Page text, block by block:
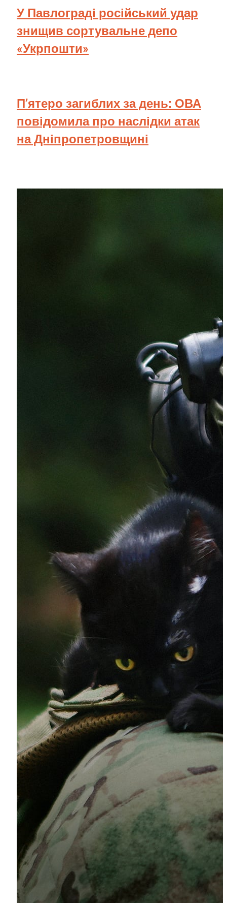
У Павлограді російський удар
знищив сортувальне депо
«Укрпошти»
П’ятеро загиблих за день: ОВА
повідомила про наслідки атак
на Дніпропетровщині